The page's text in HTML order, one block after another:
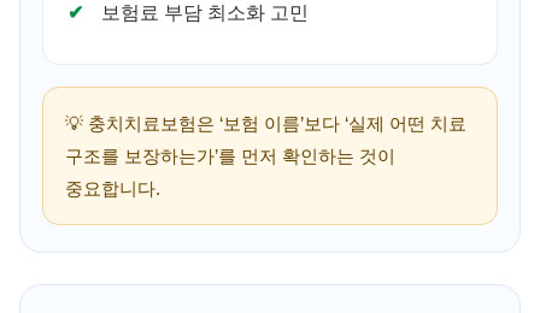
보험료 부담 최소화 고민
💡 충치치료보험은 ‘보험 이름’보다 ‘실제 어떤 치료
구조를 보장하는가’를 먼저 확인하는 것이
중요합니다.